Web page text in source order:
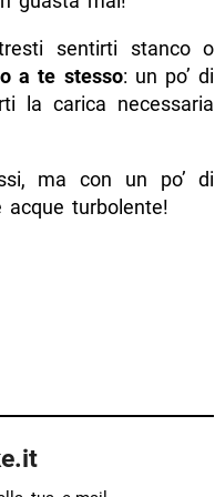
sentirti stanco o
a te stesso: un po’ di
la carica necessaria
ma con un po’ di
acque turbolente!